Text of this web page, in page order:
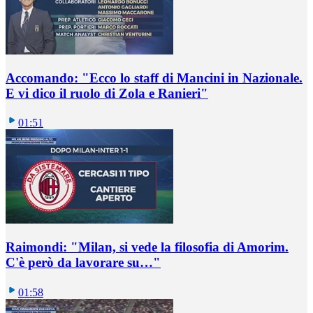
Accomando: "Ecco lo staff di Mancini in Nazionale.
E vi dico il ruolo di Zola e Ranieri"
01:51
Raimondi: "Milan, si vede la filosofia di Amorim.
C'è però da lavorare su…"
01:58